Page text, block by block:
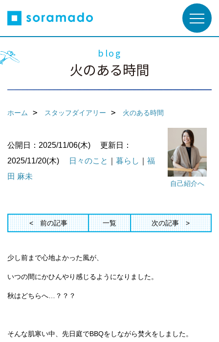
blog
火のある時間
ホーム スタッフダイアリー 火のある時間
自己紹介へ
公開日：2025/11/06(木)
更新日：
2025/11/20(木)
日々のこと 暮らし
福
田 麻未
前の記事 一覧 次の記事
少し前まで心地よかった風が、
いつの間にかひんやり感じるようになりました。
秋はどちらへ…？？？
そんな肌寒い中、先日庭でBBQをしながら焚火をしました。